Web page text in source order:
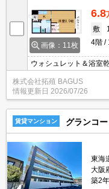
画像：11枚
6.8
敷
4階
ウォシュレット＆浴室
です。
株式会社拓殖 BAGUS
情報更新日 2026/07/26
賃貸マンション グランコ
東海
大阪
築2年